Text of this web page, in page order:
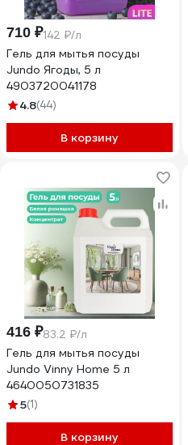
710 ₽142 ₽/л
Гель для мытья посуды
Jundo Ягоды, 5 л
4903720041178
4.8(44)
В корзину
416 ₽83.2 ₽/л
Гель для мытья посуды
Jundo Vinny Home 5 л
4640050731835
5(1)
В корзину